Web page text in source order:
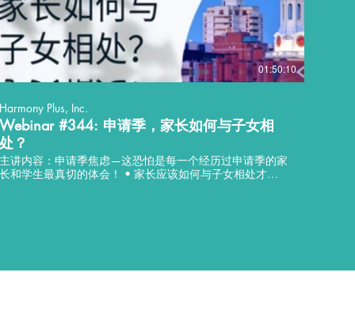
01:50:10
Harmony Plus, Inc.
Webinar #344: 申请季，家长如何与子女相
处？
主讲内容：申请季焦虑—这恐怕是每一个经历过申请季的家
长和学生最真切的体会！ • 家长应该如何与子女相处才能
第二医科大学 职业：湾区中文老师兼中文家教 女儿Nina